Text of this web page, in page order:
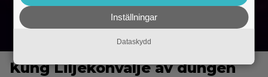
Kung Liljekonvalje av dungen
Inställningar
Dataskydd